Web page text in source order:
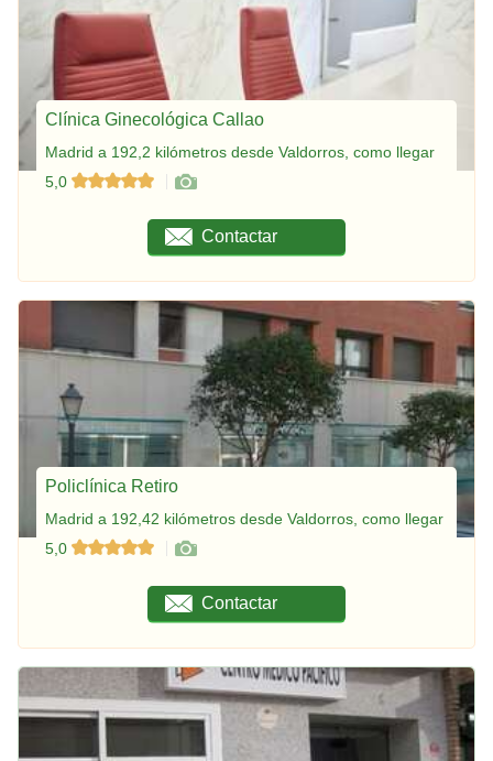
Clínica Ginecológica Callao
Madrid a 192,2 kilómetros desde Valdorros, como llegar
5,0
Contactar
Policlínica Retiro
Madrid a 192,42 kilómetros desde Valdorros, como llegar
5,0
Contactar